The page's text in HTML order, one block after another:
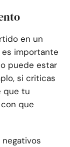
en un
importante
puede estar
si criticas
que tu
que